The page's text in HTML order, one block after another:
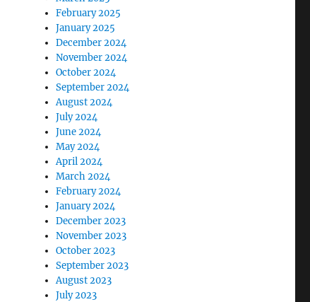
February 2025
January 2025
December 2024
November 2024
October 2024
September 2024
August 2024
July 2024
June 2024
May 2024
April 2024
March 2024
February 2024
January 2024
December 2023
November 2023
October 2023
September 2023
August 2023
July 2023